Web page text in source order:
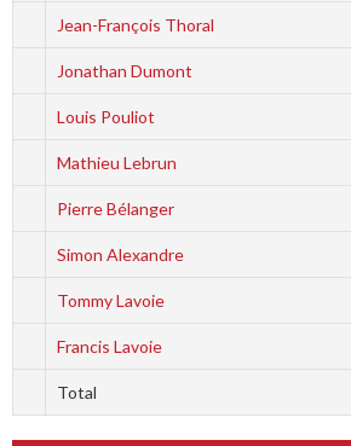
Jean-François Thoral
Jonathan Dumont
Louis Pouliot
Mathieu Lebrun
Pierre Bélanger
Simon Alexandre
Tommy Lavoie
Francis Lavoie
Total